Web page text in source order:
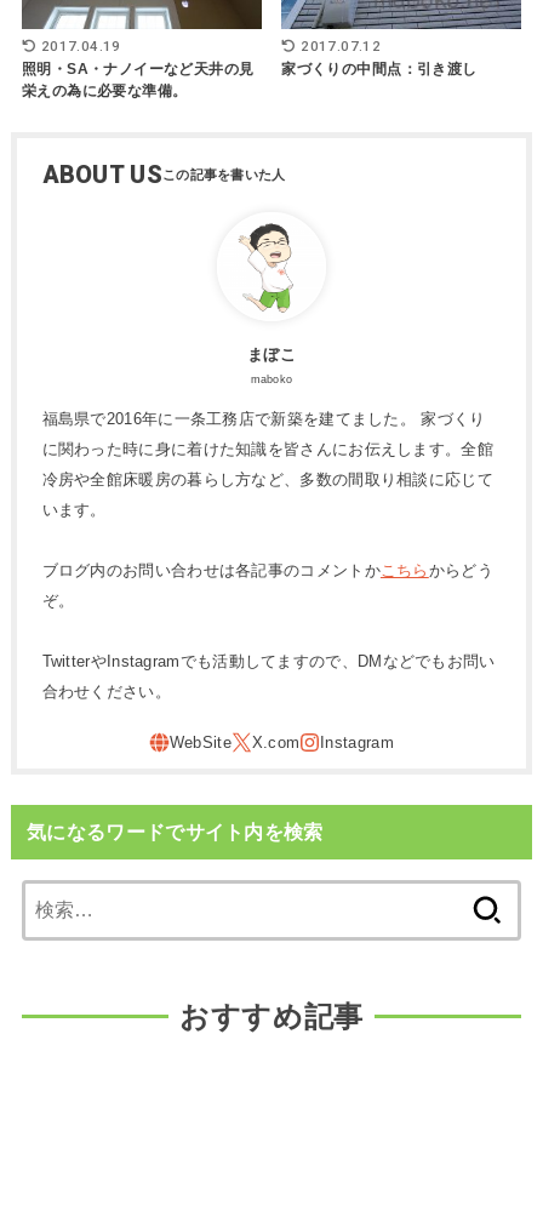
2017.04.19
照明・SA・ナノイーなど天井の見
栄えの為に必要な準備。
2017.07.12
家づくりの中間点：引き渡し
ABOUT US
まぼこ
maboko
福島県で2016年に一条工務店で新築を建てました。 家づくり
に関わった時に身に着けた知識を皆さんにお伝えします。全館
冷房や全館床暖房の暮らし方など、多数の間取り相談に応じて
います。
ブログ内のお問い合わせは各記事のコメントかこちら からどう
ぞ。
TwitterやInstagramでも活動してますので、DMなどでもお問い
合わせください。
気になるワードでサイト内を検索
索:
おすすめ記事